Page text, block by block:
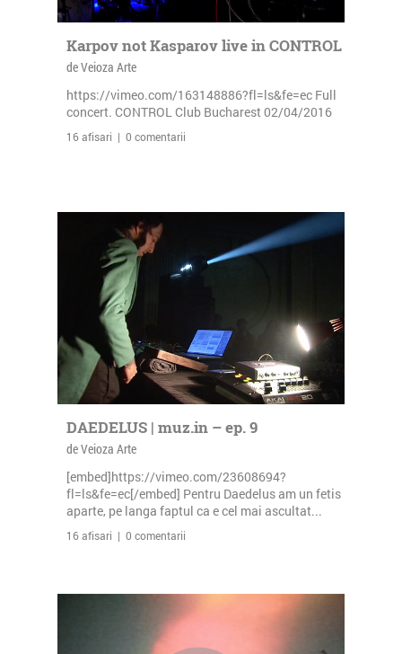
Karpov not Kasparov live in CONTROL
de Veioza Arte
https://vimeo.com/163148886?fl=ls&fe=ec Full
concert. CONTROL Club Bucharest 02/04/2016
16 afisari | 0 comentarii
DAEDELUS | muz.in – ep. 9
de Veioza Arte
[embed]https://vimeo.com/23608694?
fl=ls&fe=ec[/embed] Pentru Daedelus am un fetis
aparte, pe langa faptul ca e cel mai ascultat...
16 afisari | 0 comentarii